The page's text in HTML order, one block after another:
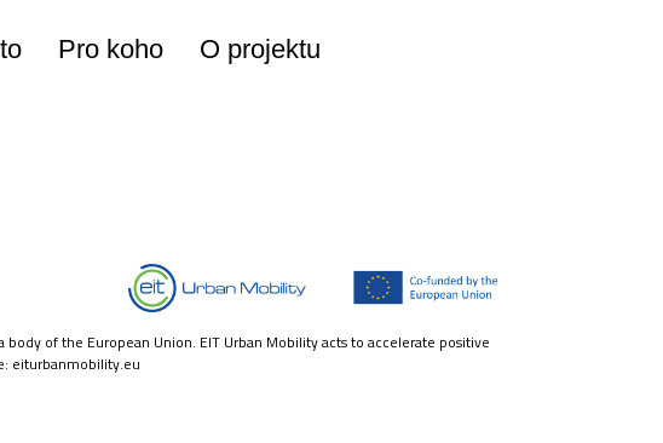
Pro koho
O projektu
of the European Union. EIT Urban Mobility acts to accelerate positive
eiturbanmobility.eu